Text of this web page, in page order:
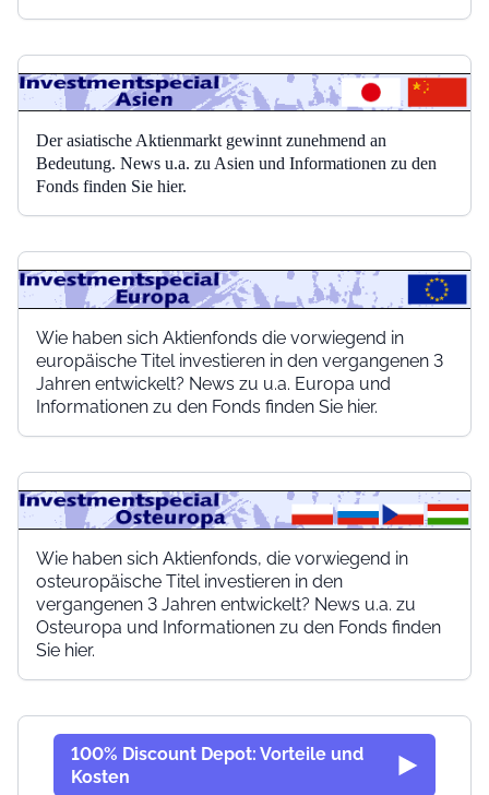
Der asiatische Aktienmarkt gewinnt zunehmend an
Bedeutung. News u.a. zu Asien und Informationen zu den
Fonds finden Sie hier.
Wie haben sich Aktienfonds die vorwiegend in
europäische Titel investieren in den vergangenen 3
Jahren entwickelt? News zu u.a. Europa und
Informationen zu den Fonds finden Sie hier.
Wie haben sich Aktienfonds, die vorwiegend in
osteuropäische Titel investieren in den
vergangenen 3 Jahren entwickelt? News u.a. zu
Osteuropa und Informationen zu den Fonds finden
Sie hier.
100% Discount Depot: Vorteile und
Kosten